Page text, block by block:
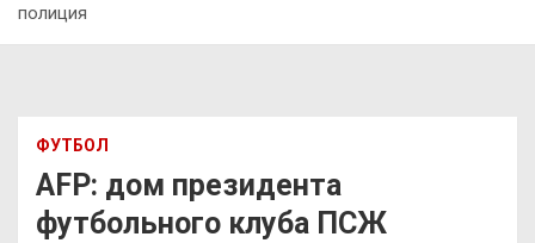
полиция
ФУТБОЛ
AFP: дом президента
футбольного клуба ПСЖ